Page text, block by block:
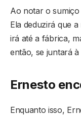
Ao notar o sumiço
Ela deduzirá que
irá até a fábrica,
então, se juntará
Ernesto
Enquanto isso,